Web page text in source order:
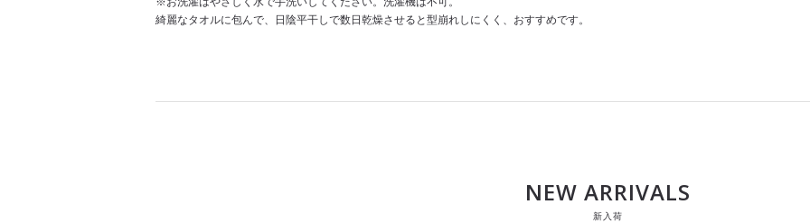
綺麗なタオルに包んで、日陰平干しで数日乾燥させると型崩れしにくく、おすすめです。
NEW ARRIVALS
新入荷